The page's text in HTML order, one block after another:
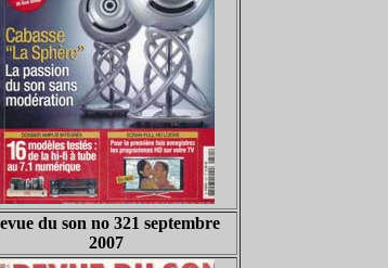
du son no 321 septembre
2007